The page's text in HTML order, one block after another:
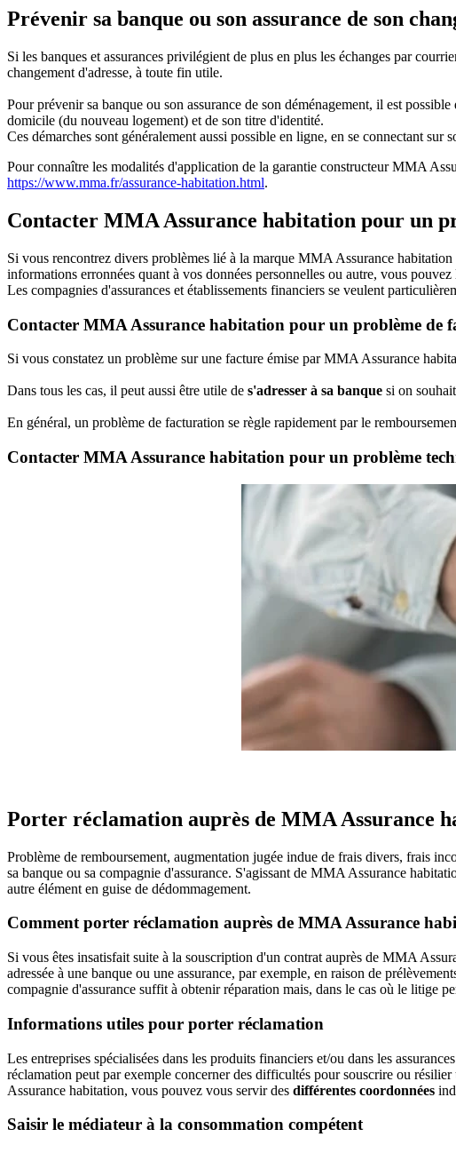
Prévenir sa banque ou son assurance de son
Si les banques et assurances privilégient de plus en plus les échanges par
changement d'adresse, à toute fin utile.
Pour prévenir sa banque ou son assurance de son déménagement, il est
domicile (du nouveau logement) et de son titre d'identité.
Ces démarches sont généralement aussi possible en ligne, en se connectant sur
Pour connaître les modalités d'application de la garantie constructeur MMA
https://www.mma.fr/assurance-habitation.html.
Contacter MMA Assurance habitation pour un
Si vous rencontrez divers problèmes lié à la marque MMA Assurance
informations erronnées quant à vos données personnelles ou autre, vous
Les compagnies d'assurances et établissements financiers se veulent
Contacter MMA Assurance habitation pour un problème de
Si vous constatez un problème sur une facture émise par MMA Assurance
Dans tous les cas, il peut aussi être utile de s'adresser à sa banque si on
En général, un problème de facturation se règle rapidement par le
Contacter MMA Assurance habitation pour un problème
Porter réclamation auprès de MMA Assurance
Problème de remboursement, augmentation jugée indue de frais divers, frais
sa banque ou sa compagnie d'assurance. S'agissant de MMA Assurance
autre élément en guise de dédommagement.
Comment porter réclamation auprès de MMA Assurance
Si vous êtes insatisfait suite à la souscription d'un contrat auprès de MMA
adressée à une banque ou une assurance, par exemple, en raison de
compagnie d'assurance suffit à obtenir réparation mais, dans le cas où le litige
Informations utiles pour porter réclamation
Les entreprises spécialisées dans les produits financiers et/ou dans les
réclamation peut par exemple concerner des difficultés pour souscrire ou
Assurance habitation, vous pouvez vous servir des différentes coordonnées
Saisir le médiateur à la consommation compétent